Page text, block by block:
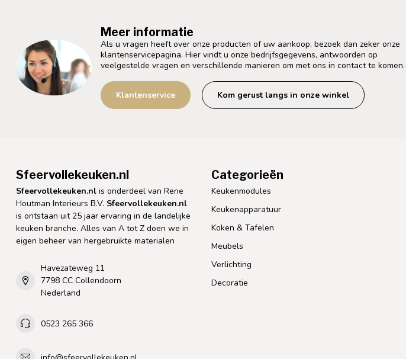
Meer informatie
Als u vragen heeft over onze producten of uw aankoop, bezoek dan zeker onze
klantenservicepagina. Hier vindt u onze bedrijfsgegevens, antwoorden op
veelgestelde vragen en verschillende manieren om met ons in contact te komen.
Klantenservice Kom gerust langs in onze winkel
Sfeervollekeuken.nl
Sfeervollekeuken.nl is onderdeel van Rene
Houtman Interieurs B.V. Sfeervollekeuken.nl
is ontstaan uit 25 jaar ervaring in de landelijke
keuken branche. Alles van A tot Z doen we in
eigen beheer van hergebruikte materialen
Havezateweg 11
7798 CC Collendoorn
Nederland
0523 265 366
Categorieën
Keukenmodules
Keukenapparatuur
Koken & Tafelen
Meubels
Verlichting
Decoratie